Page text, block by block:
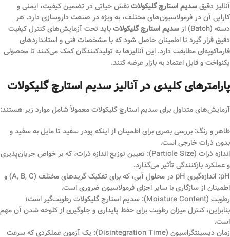
آنالیز دقیقسدیم استارچ گلیکولاتنقش حیاتی در تضمین کیفیت، ایمنی و
کارایی آن در فرمولاسیون‌های مختلف، به ویژه در صنعت داروسازی دارد. هر
دسته (Batch) از
سدیم استارچ گلیکولاتباید تحت آزمایش‌های کنترل کیفیت
دقیق قرار گیرد تا اطمینان حاصل شود که با مشخصات فنی و استانداردهای
فارماکوپه‌ای مطابقت دارد. این آنالیزها به تولیدکنندگان کمک می‌کنند تا محصولی
یکنواخت و قابل اعتماد به بازار عرضه کنند.
پارامترهای کلیدی در آنالیز سدیم استارچ گلیکولات
آزمایش‌های متداول برای سدیم استارچ گلیکولات معمولاً شامل موارد زیر هستند:
ظاهر و رنگ: بررسی بصری برای اطمینان از اینکه پودر سفید تا مایل به سفید و
بدون ذرات خارجی است.
اندازه ذرات (Particle Size): تعیین توزیع اندازه ذرات، که بر خواص جریان‌پذیری
و عملکرد بازکنندگی تأثیر می‌گذارد.
pH: اندازه‌گیری pH در محلول آبی، که برای تفکیک گریدهای مختلف (A, B, C) و
اطمینان از سازگاری با سایر اجزای فرمولاسیون ضروری است.
رطوبت (Moisture Content): سدیم استارچ گلیکولات رطوبت‌گیر است؛
بنابراین، کنترل میزان رطوبت برای حفظ پایداری و جلوگیری از کلوخه شدن آن مهم
است.
زمان دیسینتگراسیون (Disintegration Time): یک آزمون عملکردی که سرعت